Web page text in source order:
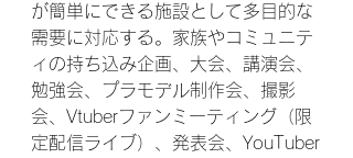
が簡単にできる施設として多目的な
需要に対応する。家族やコミュニテ
ィの持ち込み企画、大会、講演会、
勉強会、プラモデル制作会、撮影
会、Vtuberファンミーティング（限
定配信ライブ）、発表会、YouTuber